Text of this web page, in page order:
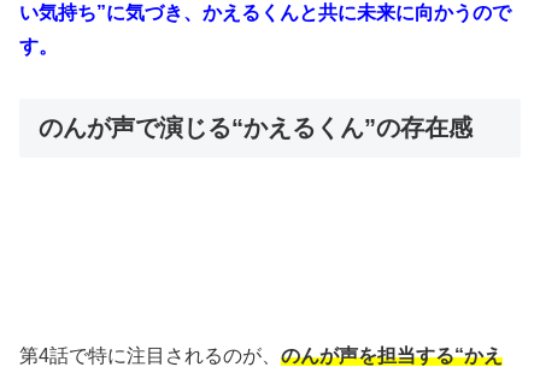
い気持ち”に気づき、かえるくんと共に未来に向かうので
す。
のんが声で演じる“かえるくん”の存在感
第4話で特に注目されるのが、 のんが声を担当する“かえ